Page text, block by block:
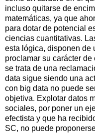
incluso quitarse de
matemáticas, ya que
para dotar de potencial
ciencias cuantitativas.
esta lógica, disponen de
proclamar su carácter
se trata de una
data sigue siendo una
con big data no puede
objetiva. Explotar datos
sociales, por poner un
efectista y que ha
SC, no puede